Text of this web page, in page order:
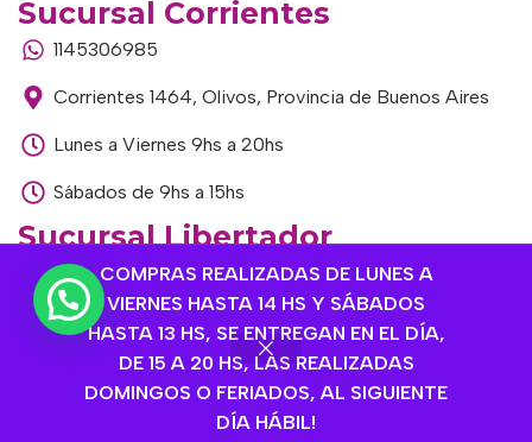
COMPRAS REALIZADAS DE LUNES A
VIERNES HASTA 14 HS Y SÁBADOS
HASTA 13 HS, SE ENTREGAN EN EL DÍA,
DE 15 A 20 HS, LAS REALIZADAS
DOMINGOS O FERIADOS, AL SIGUIENTE
DÍA HÁBIL!
Sucursal Corrientes
1145306985
Corrientes 1464, Olivos, Provincia de Buenos Aires
Lunes a Viernes 9hs a 20hs
Sábados de 9hs a 15hs
Sucursal Libertador
1168893524
Av. del Libertador 1915, Vte. López, Provincia de
Lunes a Viernes de 9hs a 13hs / 16hs a 20hs